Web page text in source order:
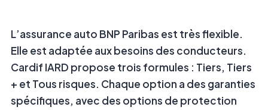
L’assurance auto BNP Paribas est très flexible.
Elle est adaptée aux besoins des conducteurs.
Cardif IARD propose trois formules : Tiers, Tiers
+ et Tous risques. Chaque option a des garanties
spécifiques, avec des options de protection